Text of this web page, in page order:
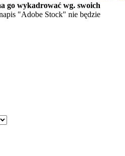
go wykadrować wg. swoich
"Adobe Stock" nie będzie